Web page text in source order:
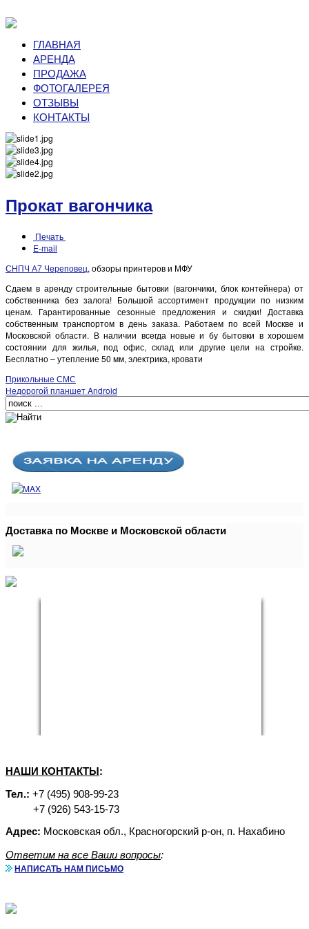
ГЛАВНАЯ
АРЕНДА
ПРОДАЖА
ФОТОГАЛЕРЕЯ
ОТЗЫВЫ
КОНТАКТЫ
Прокат вагончика
Печать
E-mail
СНПЧ А7 Череповец, обзоры принтеров и МФУ
Сдаем в аренду строительные бытовки (вагончики, блок контейнера) от
собственника без залога! Большой ассортимент продукции по низким
ценам. Гарантированные сезонные предложения и скидки! Доставка
собственным транспортом в день заказа. Работаем по всей Москве и
Московской области. В наличии всегда новые и бу бытовки в хорошем
состоянии для жилья, под офис, склад или другие цели на стройке.
Бесплатно – утепление 50 мм, электрика, кровати
Прикольные СМС
Недорогой планшет Android
Доставка по Москве и Московской области
НАШИ КОНТАКТЫ:
Тел.: +7 (495) 908-99-23
+7 (926) 543-15-73
Адрес: Московская обл., Красногорский р-он, п. Нахабино
Ответим на все Ваши вопросы:
НАПИСАТЬ НАМ ПИСЬМО